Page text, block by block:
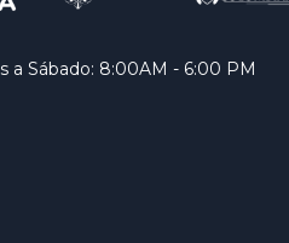
a Sábado: 8:00AM - 6:00 PM